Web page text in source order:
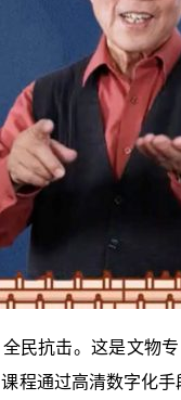
民抗击。这是文物
程通过高清数字化